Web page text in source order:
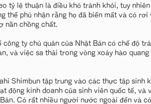
tỷ lệ thuận là điều khó tránh khỏi, tuy
thể phủ nhận rằng họ đã biến mất và có
nần chồng chất.
công ty chủ quản của Nhật Bản có chế độ
và việc sa thải trong vòng xoáy hào
Shimbun tập trung vào các thực tập sinh
động kinh doanh của sinh viên quốc tế,
Có rất nhiều người nước ngoài đến và